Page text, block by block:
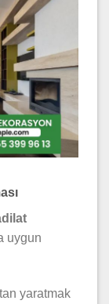
uygun
yaratmak